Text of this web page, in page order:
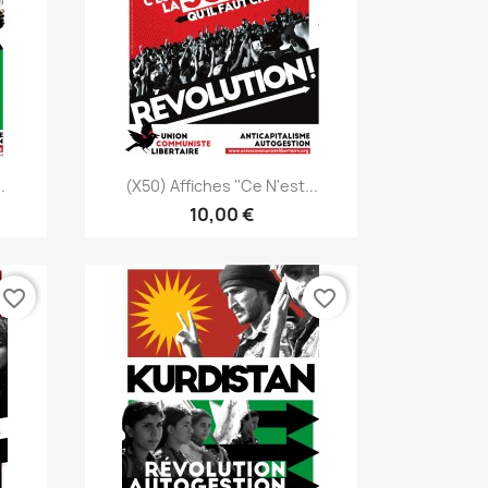
Aperçu rapide
(x50) Affiches ''Ce N'est...
10,00 €
favorite_border favorite_border